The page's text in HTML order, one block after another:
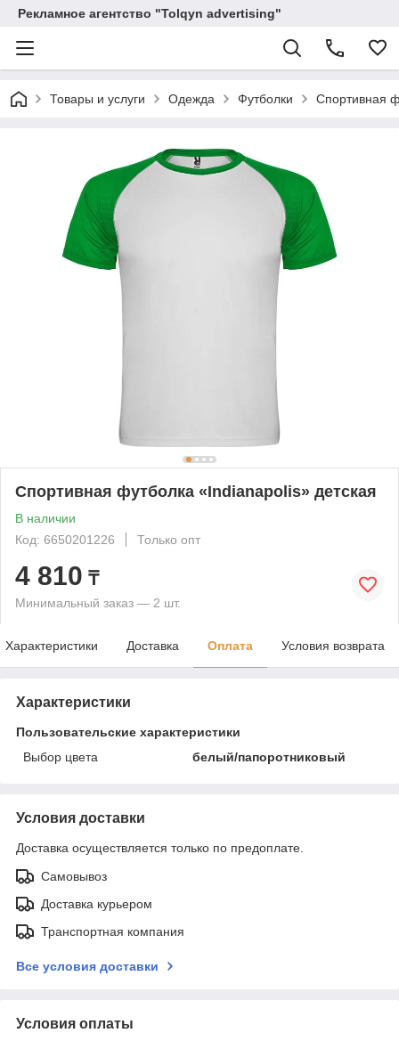
Рекламное агентство "Tolqyn advertising"
Товары и услуги Одежда Футболки Спортивная
Спортивная футболка «Indianapolis» детская
В наличии
Код: 6650201226
Только опт
4 810 ₸
Минимальный заказ — 2 шт.
Характеристики Доставка Оплата Условия возврата
Характеристики
Пользовательские характеристики
Выбор цвета
белый/папоротниковый
Условия доставки
Доставка осуществляется только по предоплате.
Самовывоз
Доставка курьером
Транспортная компания
Все условия доставки
Условия оплаты